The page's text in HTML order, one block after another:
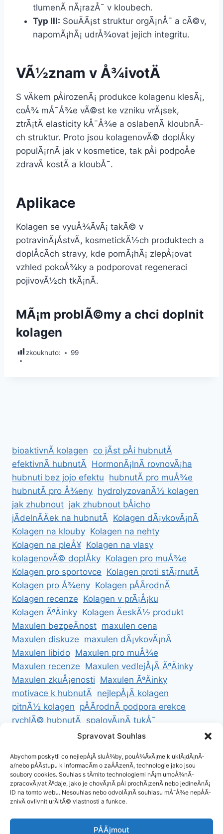
tlumenÃ­ nÃ¡razÅ¯ v kloubech.
Typ III: SouÄÃ¡st struktur orgÃ¡nÅ¯ a cÃ©v,
napomÃ¡hÃ¡ udrÅ¾ovat jejich integritu.
VÃ½znam v Å¾ivotÄ
S vÄkem pÅirozenÃ¡ produkce kolagenu klesÃ¡,
coÅ¾ mÅ¯Å¾e vÃ©st ke vzniku vrÃ¡sek,
ztrÃ¡tÄ elasticity kÅ¯Å¾e a oslabenÃ­ kloubnÃ­
ch struktur. Proto jsou kolagenovÃ© doplÅky
populÃ¡rnÃ­ jak v kosmetice, tak pÅi podpoÅe
zdravÃ­ kostÃ­ a kloubÅ¯.
Aplikace
Kolagen se vyuÅ¾Ã­vÃ¡ takÃ© v
potravinÃ¡ÅstvÃ­, kosmetickÃ½ch produktech a
doplÅcÃ­ch stravy, kde pomÃ¡hÃ¡ zlepÅ¡ovat
vzhled pokoÅ¾ky a podporovat regeneraci
pojivovÃ½ch tkÃ¡nÃ­.
MÃ¡m problÃ©my a chci doplnit
kolagen
zkouknuto: 99
bioaktivnÃ­ kolagen co jÃ­st pÅi hubnutÃ­
efektivnÃ­ hubnutÃ­ HormonÃ¡lnÃ­ rovnovÃ¡ha
hubnuti bez jojo efektu hubnutÃ­ pro muÅ¾e
hubnutÃ­ pro Å¾eny hydrolyzovanÃ½ kolagen
jak zhubnout jak zhubnout bÅicho
jÃ­delnÃ­Äek na hubnutÃ­ Kolagen dÃ¡vkovÃ¡nÃ­
Kolagen na klouby Kolagen na nehty
Kolagen na pleÅ¥ Kolagen na vlasy
kolagenovÃ© doplÅky Kolagen pro muÅ¾e
Kolagen pro sportovce Kolagen proti stÃ¡rnutÃ­
Kolagen pro Å¾eny Kolagen pÅÃ­rodnÃ­
Kolagen recenze Kolagen v prÃ¡Å¡ku
Kolagen ÃºÄinky Kolagen ÄeskÃ½ produkt
Maxulen bezpeÄnost maxulen cena
Maxulen diskuze maxulen dÃ¡vkovÃ¡nÃ­
Maxulen libido Maxulen pro muÅ¾e
Maxulen recenze Maxulen vedlejÅ¡Ã­ ÃºÄinky
Maxulen zkuÅ¡enosti Maxulen ÃºÄinky
motivace k hubnutÃ­ nejlepÅ¡Ã­ kolagen
pitnÃ½ kolagen pÅÃ­rodnÃ­ podpora erekce
rychlÃ© hubnutÃ­ spalovÃ¡nÃ­ tukÅ¯
ZdravÃ© hubnutÃ­ ZdravÃ© recepty na hubnutÃ­
ZÃ¡sady cookies (EU)
Spravovat Souhlas
Abychom poskytli co nejlepÅ¡Ã­ sluÅ¾by, pouÅ¾Ã­vÃ¡me k uklÃ¡dÃ¡nÃ­
a/nebo pÅÃ­stupu k informacÃ­m o zaÅÃ­zenÃ­, technologie jako jsou
soubory cookies. Souhlas s tÄmito technologiemi nÃ¡m umoÅ¾nÃ­
zpracovÃ¡vat Ãºdaje, jako je chovÃ¡nÃ­ pÅi prochÃ¡zenÃ­ nebo jedineÄnÃ¡
ID na tomto webu. Nesouhlas nebo odvolÃ¡nÃ­ souhlasu mÅ¯Å¾e nepÅÃ­
znivÄ ovlivnit urÄitÃ© vlastnosti a funkce.
PÅÃ­jmout